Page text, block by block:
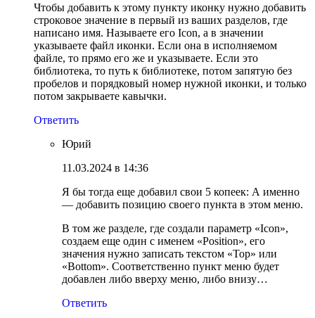
Чтобы добавить к этому пункту иконку нужно добавить
строковое значение в первый из ваших разделов, где
написано имя. Называете его Icon, а в значении
указываете файл иконки. Если она в исполняемом
файле, то прямо его же и указываете. Если это
библиотека, то путь к библиотеке, потом запятую без
пробелов и порядковый номер нужной иконки, и только
потом закрываете кавычки.
Ответить
Юрий
11.03.2024 в 14:36
Я бы тогда еще добавил свои 5 копеек: А именно
— добавить позицию своего пункта в этом меню.
В том же разделе, где создали параметр «Icon»,
создаем еще один с именем «Position», его
значения нужно записать текстом «Top» или
«Bottom». Соответственно пункт меню будет
добавлен либо вверху меню, либо внизу…
Ответить